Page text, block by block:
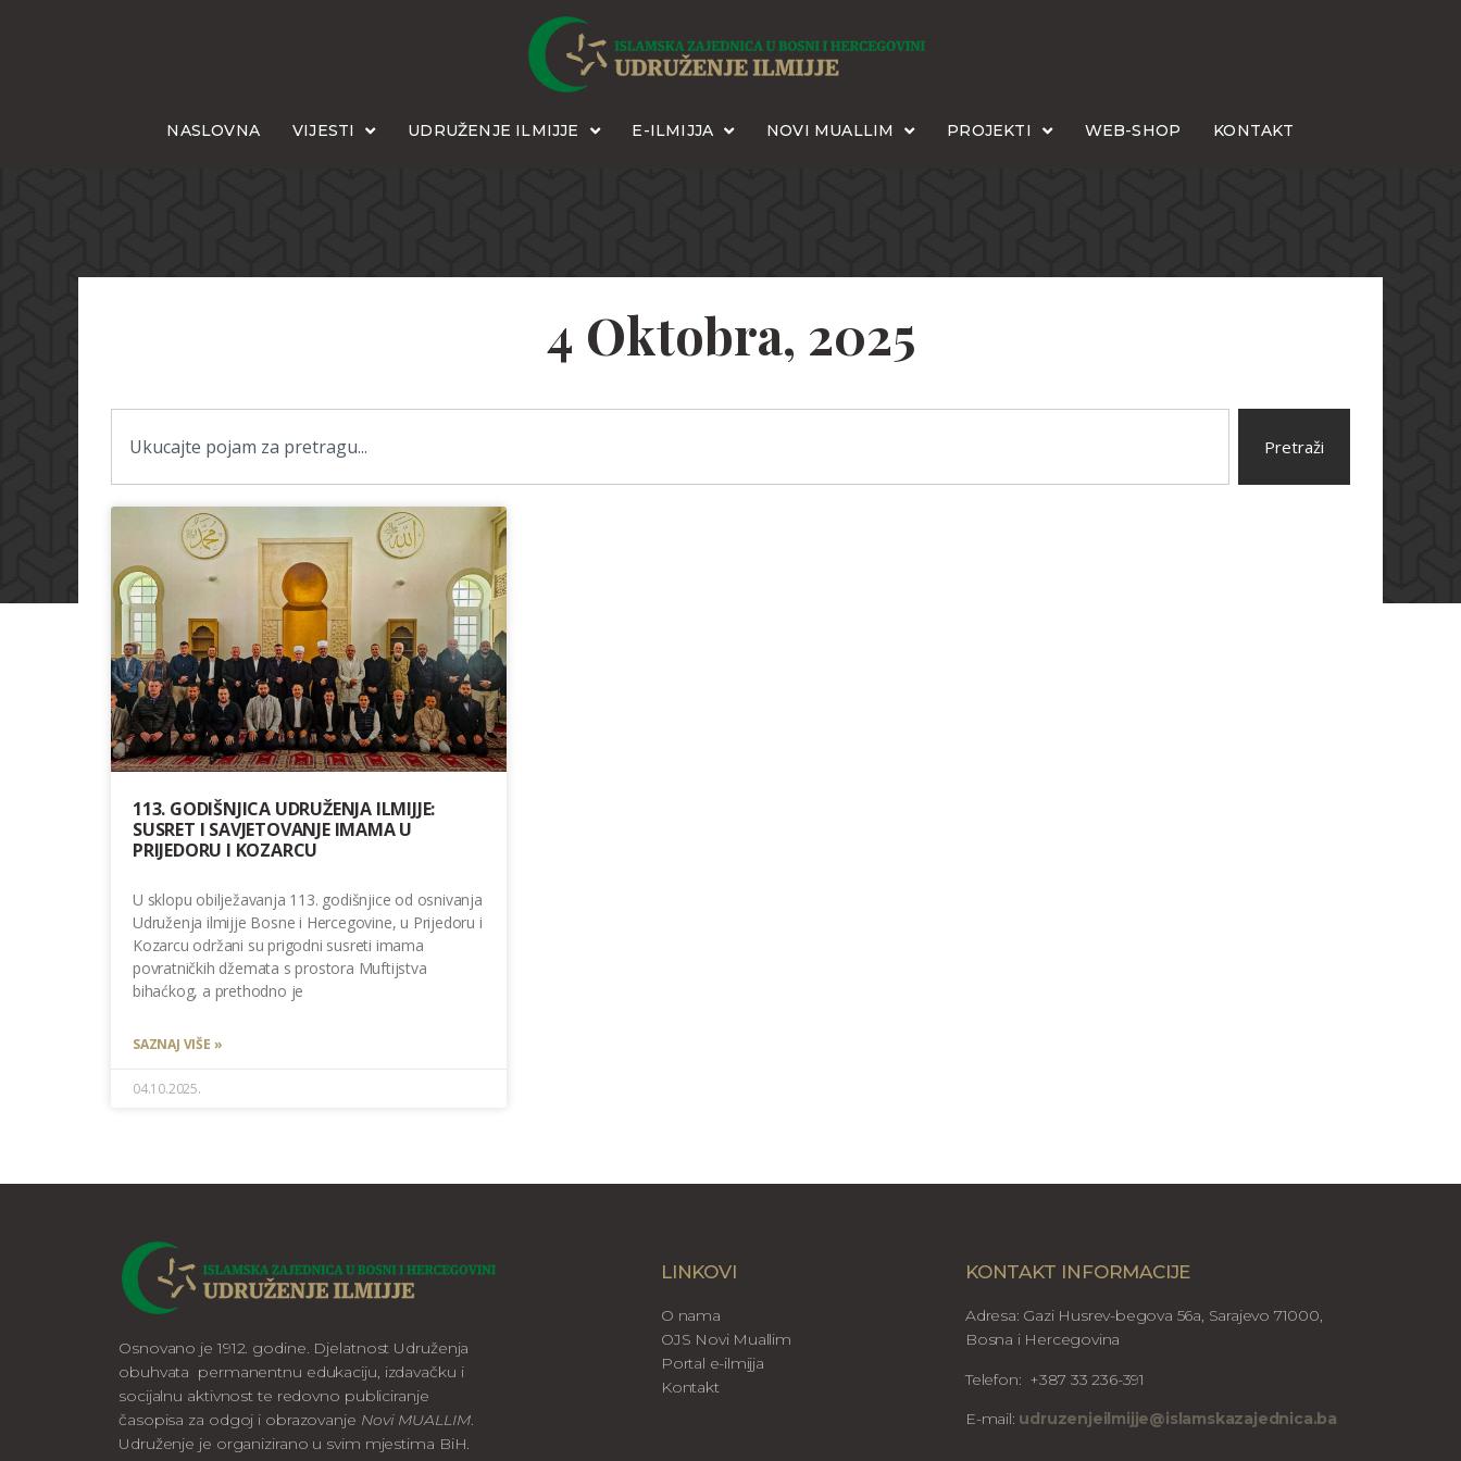
NASLOVNA VIJESTI UDRUŽENJE ILMIJJE E-ILMIJJA NOVI MUALLIM PROJEKTI WEB-SHOP KONTAKT
4 Oktobra, 2025
Pretraži
113. GODIŠNJICA UDRUŽENJA ILMIJJE:
SUSRET I SAVJETOVANJE IMAMA U
PRIJEDORU I KOZARCU
U sklopu obilježavanja 113. godišnjice od osnivanja
Udruženja ilmijje Bosne i Hercegovine, u Prijedoru i
Kozarcu održani su prigodni susreti imama
povratničkih džemata s prostora Muftijstva
bihaćkog, a prethodno je
SAZNAJ VIŠE »
04.10.2025.
Osnovano je 1912. godine. Djelatnost Udruženja
obuhvata permanentnu edukaciju, izdavačku i
socijalnu aktivnost te redovno publiciranje
časopisa za odgoj i obrazovanje Novi MUALLIM.
Udruženje je organizirano u svim mjestima BiH.
LINKOVI
O nama
OJS Novi Muallim
Portal e-ilmijja
Kontakt
KONTAKT INFORMACIJE
Adresa: Gazi Husrev-begova 56a, Sarajevo 71000,
Bosna i Hercegovina
Telefon: +387 33 236-391
E-mail: udruzenjeilmijje@islamskazajednica.ba